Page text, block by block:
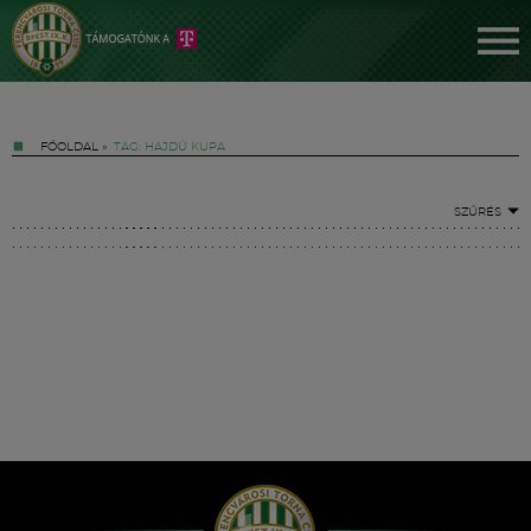
FŐOLDAL » TAG: HAJDÚ KUPA
SZŰRÉS
Hírek